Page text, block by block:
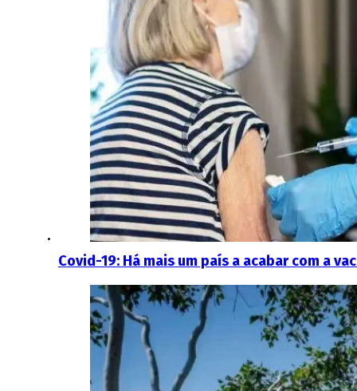
Covid-19: Há mais um país a acabar com a